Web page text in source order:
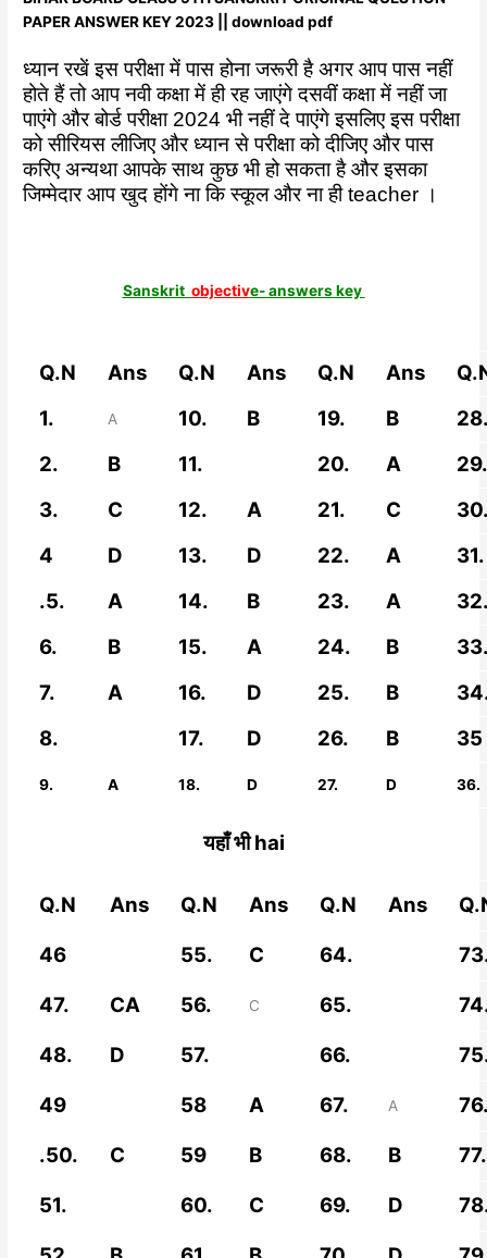
PAPER ANSWER KEY 2023 || download pdf
ध्यान रखें इस परीक्षा में पास होना जरूरी है अगर आप पास नहीं
होते हैं तो आप नवी कक्षा में ही रह जाएंगे दसवीं कक्षा में नहीं जा
पाएंगे और बोर्ड परीक्षा 2024 भी नहीं दे पाएंगे इसलिए इस परीक्षा
को सीरियस लीजिए और ध्यान से परीक्षा को दीजिए और पास
करिए अन्यथा आपके साथ कुछ भी हो सकता है और इसका
जिम्मेदार आप खुद होंगे ना कि स्कूल और ना ही teacher ।
Sanskrit objective- answers key
Q.N Ans Q.N Ans Q.N Ans
1.
A 10. B 19. B
2.
B 11. 20. A
29.
3.
C 12. A 21. C
4
D 13. D 22. A
31.
.5.
A 14. B 23. A
6.
B 15. A 24. B
7.
A 16. D 25. B
8.
17. D 26. B 35
9. A 18. D 27. D 36.
यहाँ भी hai
Q.N Ans Q.N Ans Q.N Ans
46
55. C 64.
47.
CA 56. C 65.
48.
D 57. 66.
49
58 A 67. A
.50.
C 59 B 68. B
51.
60. C 69. D